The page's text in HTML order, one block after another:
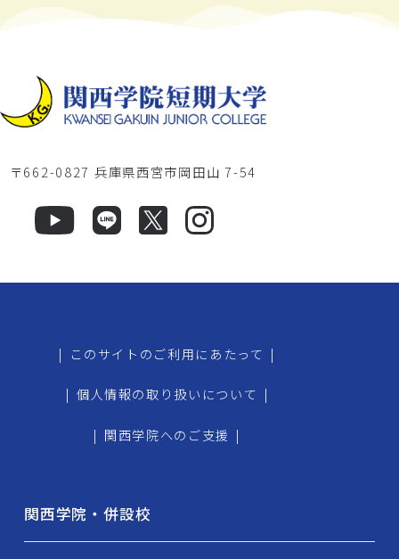
〒662-0827 兵庫県西宮市岡田山 7-54
| このサイトのご利用にあたって |
| 個人情報の取り扱いについて |
| 関西学院へのご支援 |
関西学院・併設校